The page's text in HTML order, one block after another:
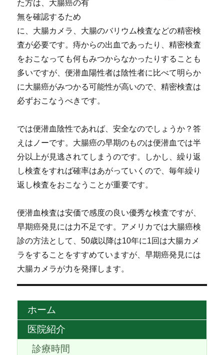
た方は、大腸癌の有
無を確認するため
に、大腸カメラ、大腸のバリウム検査などの精密検
査が必要です。痔からの出血であったり、精密検査
をおこなっても何もみつからなかったりすることも
多いですが、便潜血陽性者は陰性者に比べて明らか
に大腸癌がみつかる可能性が高いので、精密検査は
必ずおこなうべきです。
では便潜血陰性であれば、安全なのでしょうか？答
えはノーです。大腸癌の早期のものは便潜血では半
分以上が見逃されてしまうのです。しかし、繰り返
し検査をすれば確率はあがっていくので、毎年繰り
返し検査をおこなうことが重要です。
便潜血検査は安価で感度の良い優秀な検査ですが、
早期癌発見には力不足です。アメリカでは大腸癌検
診の方法として、50歳以降は10年に1回は大腸カメ
ラをすることをすすめていますが、早期癌発見には
大腸カメラが力を発揮します。
ホーム
医院紹介
診療時間